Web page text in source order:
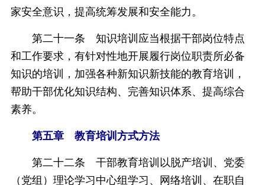
家安全意识，提高统筹发展和安全能力。
第二十一条 知识培训应当根据干部岗位特点
和工作要求，有针对性地开展履行岗位职责所必备
知识的培训，加强各种新知识新技能的教育培训，
帮助干部优化知识结构、完善知识体系、提高综合
素养。
第五章 教育培训方式方法
第二十二条 干部教育培训以脱产培训、党委
（党组）理论学习中心组学习、网络培训、在职自